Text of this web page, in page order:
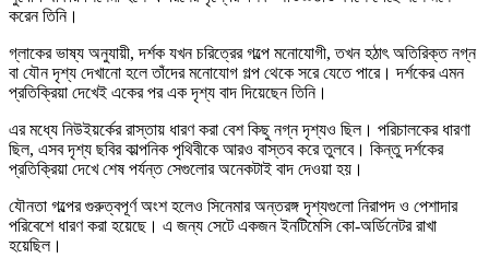
করেন তিনি।
গ্লাকের ভাষ্য অনুযায়ী, দর্শক যখন চরিত্রের গল্পে মনোযোগী, তখন হঠাৎ অতিরিক্ত নগ্ন
বা যৌন দৃশ্য দেখানো হলে তাঁদের মনোযোগ গল্প থেকে সরে যেতে পারে। দর্শকের এমন
প্রতিক্রিয়া দেখেই একের পর এক দৃশ্য বাদ দিয়েছেন তিনি।
এর মধ্যে নিউইয়র্কের রাস্তায় ধারণ করা বেশ কিছু নগ্ন দৃশ্যও ছিল। পরিচালকের ধারণা
ছিল, এসব দৃশ্য ছবির কাল্পনিক পৃথিবীকে আরও বাস্তব করে তুলবে। কিন্তু দর্শকের
প্রতিক্রিয়া দেখে শেষ পর্যন্ত সেগুলোর অনেকটাই বাদ দেওয়া হয়।
যৌনতা গল্পের গুরুত্বপূর্ণ অংশ হলেও সিনেমার অন্তরঙ্গ দৃশ্যগুলো নিরাপদ ও পেশাদার
পরিবেশে ধারণ করা হয়েছে। এ জন্য সেটে একজন ইনটিমেসি কো-অর্ডিনেটর রাখা
হয়েছিল।